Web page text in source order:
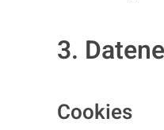
3.
Cookies